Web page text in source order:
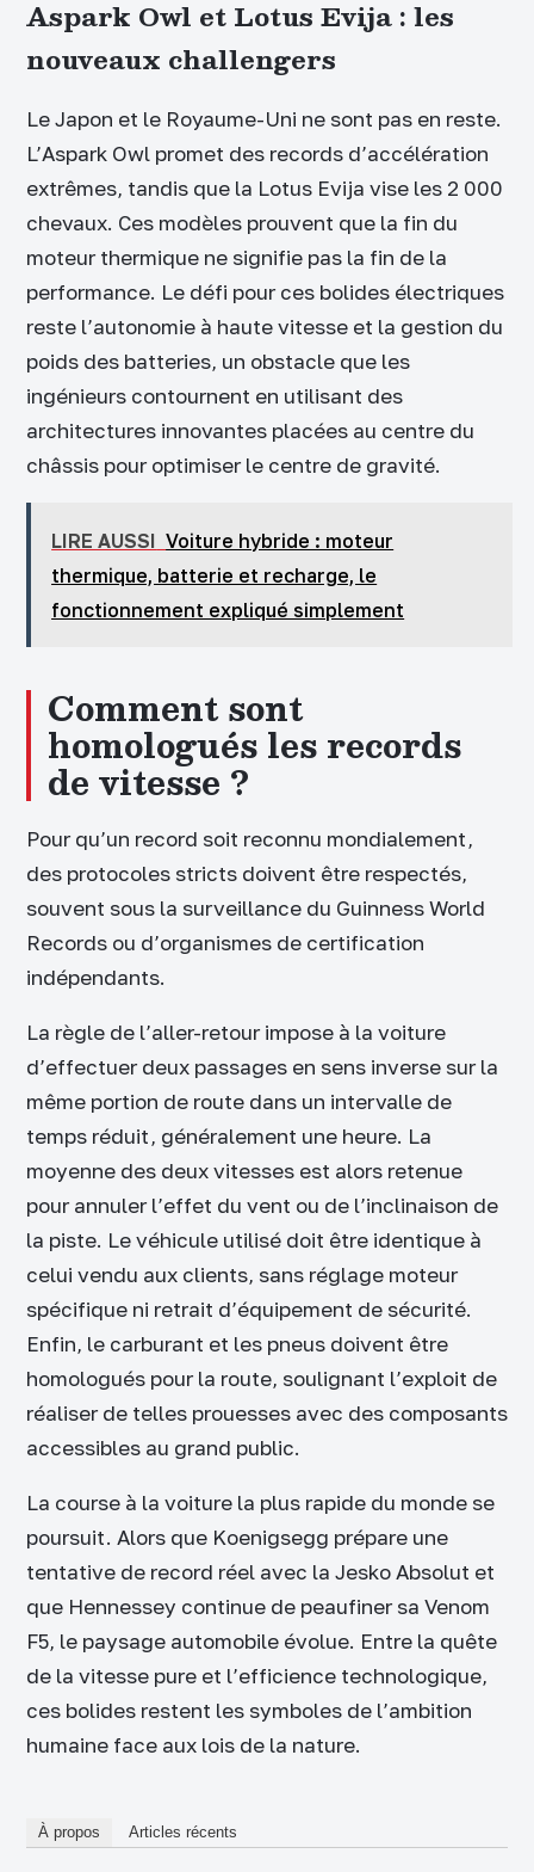
Aspark Owl et Lotus Evija : les
nouveaux challengers
Le Japon et le Royaume-Uni ne sont pas en reste.
L’Aspark Owl promet des records d’accélération
extrêmes, tandis que la Lotus Evija vise les 2 000
chevaux. Ces modèles prouvent que la fin du
moteur thermique ne signifie pas la fin de la
performance. Le défi pour ces bolides électriques
reste l’autonomie à haute vitesse et la gestion du
poids des batteries, un obstacle que les
ingénieurs contournent en utilisant des
architectures innovantes placées au centre du
châssis pour optimiser le centre de gravité.
LIRE AUSSI Voiture hybride : moteur
thermique, batterie et recharge, le
fonctionnement expliqué simplement
Comment sont
homologués les records
de vitesse ?
Pour qu’un record soit reconnu mondialement,
des protocoles stricts doivent être respectés,
souvent sous la surveillance du Guinness World
Records ou d’organismes de certification
indépendants.
La règle de l’aller-retour impose à la voiture
d’effectuer deux passages en sens inverse sur la
même portion de route dans un intervalle de
temps réduit, généralement une heure. La
moyenne des deux vitesses est alors retenue
pour annuler l’effet du vent ou de l’inclinaison de
la piste. Le véhicule utilisé doit être identique à
celui vendu aux clients, sans réglage moteur
spécifique ni retrait d’équipement de sécurité.
Enfin, le carburant et les pneus doivent être
homologués pour la route, soulignant l’exploit de
réaliser de telles prouesses avec des composants
accessibles au grand public.
La course à la voiture la plus rapide du monde se
poursuit. Alors que Koenigsegg prépare une
tentative de record réel avec la Jesko Absolut et
que Hennessey continue de peaufiner sa Venom
F5, le paysage automobile évolue. Entre la quête
de la vitesse pure et l’efficience technologique,
ces bolides restent les symboles de l’ambition
humaine face aux lois de la nature.
À propos Articles récents